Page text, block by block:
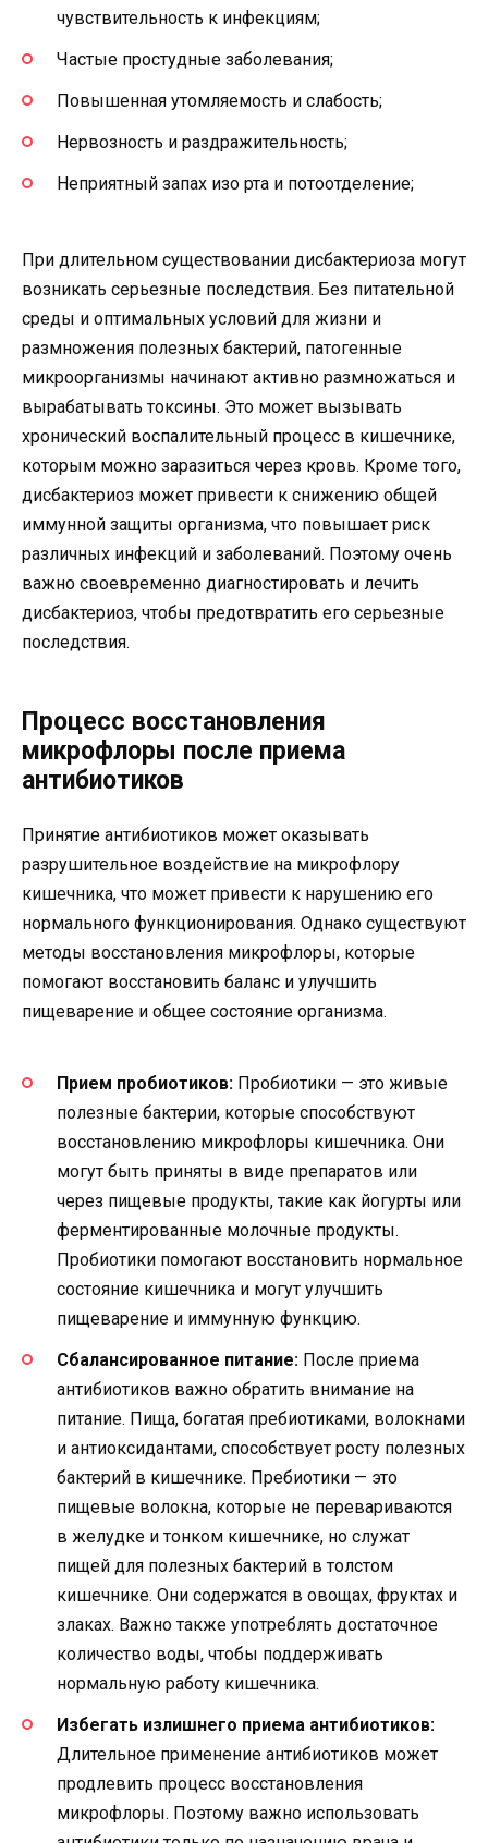
чувствительность к инфекциям;
Частые простудные заболевания;
Повышенная утомляемость и слабость;
Нервозность и раздражительность;
Неприятный запах изо рта и потоотделение;
При длительном существовании дисбактериоза могут
возникать серьезные последствия. Без питательной
среды и оптимальных условий для жизни и
размножения полезных бактерий, патогенные
микроорганизмы начинают активно размножаться и
вырабатывать токсины. Это может вызывать
хронический воспалительный процесс в кишечнике,
которым можно заразиться через кровь. Кроме того,
дисбактериоз может привести к снижению общей
иммунной защиты организма, что повышает риск
различных инфекций и заболеваний. Поэтому очень
важно своевременно диагностировать и лечить
дисбактериоз, чтобы предотвратить его серьезные
последствия.
Процесс восстановления
микрофлоры после приема
антибиотиков
Принятие антибиотиков может оказывать
разрушительное воздействие на микрофлору
кишечника, что может привести к нарушению его
нормального функционирования. Однако существуют
методы восстановления микрофлоры, которые
помогают восстановить баланс и улучшить
пищеварение и общее состояние организма.
Прием пробиотиков: Пробиотики — это живые
полезные бактерии, которые способствуют
восстановлению микрофлоры кишечника. Они
могут быть приняты в виде препаратов или
через пищевые продукты, такие как йогурты или
ферментированные молочные продукты.
Пробиотики помогают восстановить нормальное
состояние кишечника и могут улучшить
пищеварение и иммунную функцию.
Сбалансированное питание: После приема
антибиотиков важно обратить внимание на
питание. Пища, богатая пребиотиками, волокнами
и антиоксидантами, способствует росту полезных
бактерий в кишечнике. Пребиотики — это
пищевые волокна, которые не перевариваются
в желудке и тонком кишечнике, но служат
пищей для полезных бактерий в толстом
кишечнике. Они содержатся в овощах, фруктах и
злаках. Важно также употреблять достаточное
количество воды, чтобы поддерживать
нормальную работу кишечника.
Избегать излишнего приема антибиотиков:
Длительное применение антибиотиков может
продлевить процесс восстановления
микрофлоры. Поэтому важно использовать